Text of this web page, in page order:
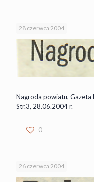
28 czerwca 2004
Nagroda powiatu, Gazeta
Str.3, 28.06.2004 r.
0
26 czerwca 2004